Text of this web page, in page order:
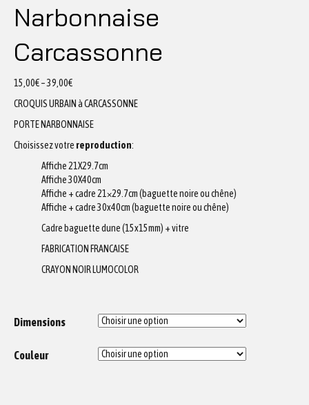
Narbonnaise
Carcassonne
15,00€–39,00€
CROQUIS URBAIN à CARCASSONNE
PORTE NARBONNAISE
Choisissez votre reproduction:
Affiche 21X29.7cm
Affiche 30X40cm
Affiche + cadre 21×29.7cm (baguette noire ou chêne)
Affiche + cadre 30x40cm (baguette noire ou chêne)
Cadre baguette dune (15x15mm) + vitre
FABRICATION FRANCAISE
CRAYON NOIR LUMOCOLOR
Dimensions
Couleur